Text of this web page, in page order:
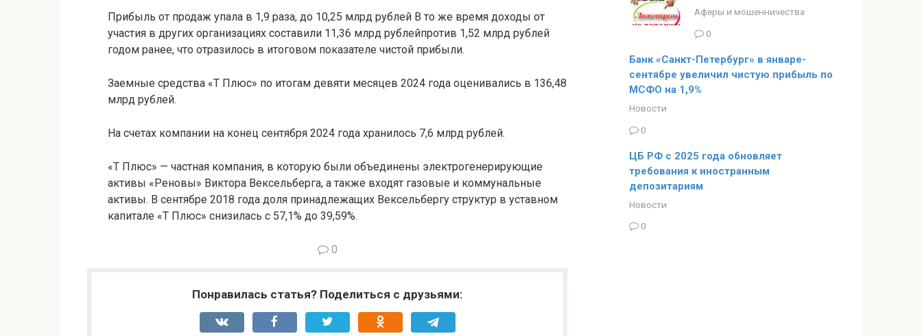
Прибыль от продаж упала в 1,9 раза, до 10,25 млрд рублей В то же время доходы от
участия в других организациях составили 11,36 млрд рублейпротив 1,52 млрд рублей
годом ранее, что отразилось в итоговом показателе чистой прибыли.
Заемные средства «Т Плюс» по итогам девяти месяцев 2024 года оценивались в 136,48
млрд рублей.
На счетах компании на конец сентября 2024 года хранилось 7,6 млрд рублей.
«Т Плюс» — частная компания, в которую были объединены электрогенерирующие
активы «Реновы» Виктора Вексельберга, а также входят газовые и коммунальные
активы. В сентябре 2018 года доля принадлежащих Вексельбергу структур в уставном
капитале «Т Плюс» снизилась с 57,1% до 39,59%.
0
Понравилась статья? Поделиться с друзьями:
Аферы и мошенничества
0
Банк «Санкт-Петербург» в январе-
сентябре увеличил чистую прибыль по
МСФО на 1,9%
Новости
0
ЦБ РФ с 2025 года обновляет
требования к иностранным
депозитариям
Новости
0